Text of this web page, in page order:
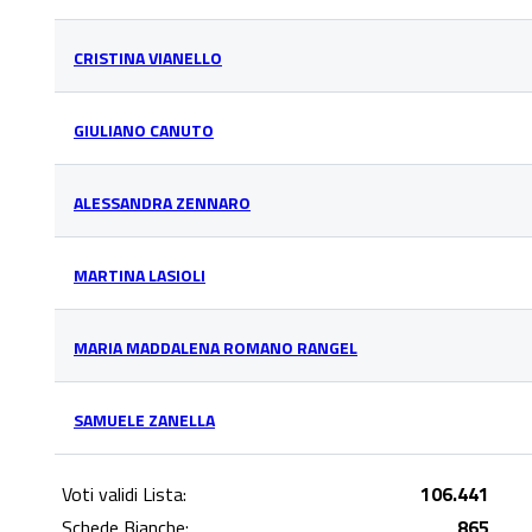
CRISTINA VIANELLO
GIULIANO CANUTO
ALESSANDRA ZENNARO
MARTINA LASIOLI
MARIA MADDALENA ROMANO RANGEL
SAMUELE ZANELLA
Voti validi Lista:
106.441